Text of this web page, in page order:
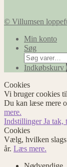
© Villumsen
Min konto
Søg
Søg
efter:
Indkøbskurv
Cookies
Vi bruger cookies
Du kan læse mere
mere.
IndstillingerJa tak,
Cookies
Vælg, hvilken slags
år. Læs mere.